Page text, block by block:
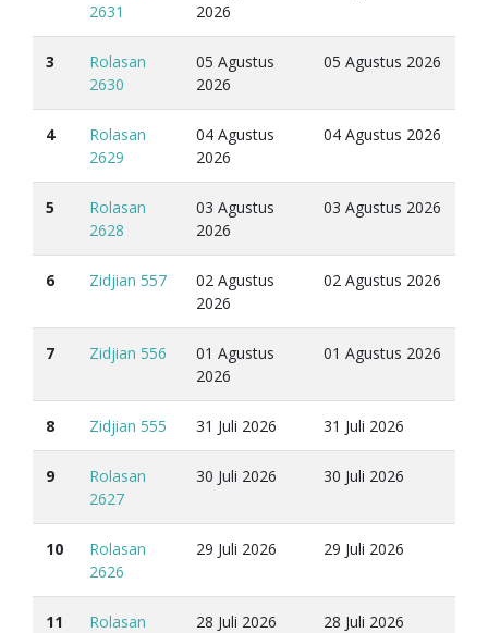
2631
2026
3
Rolasan
2630
05 Agustus
2026
05 Agustus 2026
4
Rolasan
2629
04 Agustus
2026
04 Agustus 2026
5
Rolasan
2628
03 Agustus
2026
03 Agustus 2026
6 Zidjian 557
02 Agustus
2026
02 Agustus 2026
7 Zidjian 556
01 Agustus
2026
01 Agustus 2026
8 Zidjian 555 31 Juli 2026 31 Juli 2026
9
Rolasan
2627
30 Juli 2026 30 Juli 2026
10
Rolasan
2626
29 Juli 2026 29 Juli 2026
11
Rolasan
28 Juli 2026 28 Juli 2026